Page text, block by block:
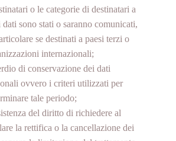
o le categorie di destinatari a
sono stati o saranno comunicati,
se destinati a paesi terzi o
internazionali;
di conservazione dei dati
ovvero i criteri utilizzati per
tale periodo;
del diritto di richiedere al
la rettifica o la cancellazione dei